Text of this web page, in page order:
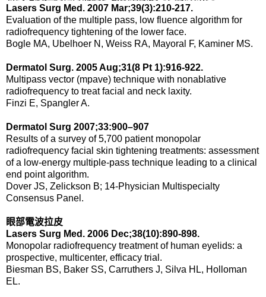
Lasers Surg Med. 2007 Mar;39(3):210-217.
Evaluation of the multiple pass, low fluence algorithm for
radiofrequency tightening of the lower face.
Bogle MA, Ubelhoer N, Weiss RA, Mayoral F, Kaminer MS.
Dermatol Surg. 2005 Aug;31(8 Pt 1):916-922.
Multipass vector (mpave) technique with nonablative
radiofrequency to treat facial and neck laxity.
Finzi E, Spangler A.
Dermatol Surg 2007;33:900–907
Results of a survey of 5,700 patient monopolar
radiofrequency facial skin tightening treatments: assessment
of a low-energy multiple-pass technique leading to a clinical
end point algorithm.
Dover JS, Zelickson B; 14-Physician Multispecialty
Consensus Panel.
眼部電波拉皮
Lasers Surg Med. 2006 Dec;38(10):890-898.
Monopolar radiofrequency treatment of human eyelids: a
prospective, multicenter, efficacy trial.
Biesman BS, Baker SS, Carruthers J, Silva HL, Holloman
EL.